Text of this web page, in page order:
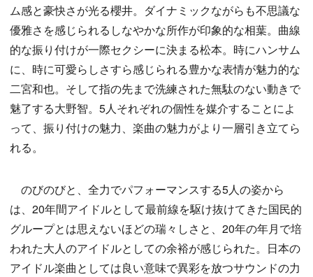
ム感と豪快さが光る櫻井。ダイナミックながらも不思議な
優雅さを感じられるしなやかな所作が印象的な相葉。曲線
的な振り付けが一際セクシーに決まる松本。時にハンサム
に、時に可愛らしさすら感じられる豊かな表情が魅力的な
二宮和也。そして指の先まで洗練された無駄のない動きで
魅了する大野智。5人それぞれの個性を媒介することによ
って、振り付けの魅力、楽曲の魅力がより一層引き立てら
れる。
のびのびと、全力でパフォーマンスする5人の姿から
は、20年間アイドルとして最前線を駆け抜けてきた国民的
グループとは思えないほどの瑞々しさと、20年の年月で培
われた大人のアイドルとしての余裕が感じられた。日本の
アイドル楽曲としては良い意味で異彩を放つサウンドの力